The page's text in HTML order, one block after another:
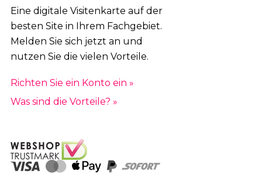
Eine digitale Visitenkarte auf der
besten Site in Ihrem Fachgebiet.
Melden Sie sich jetzt an und
nutzen Sie die vielen Vorteile.
Richten Sie ein Konto ein »
Was sind die Vorteile? »